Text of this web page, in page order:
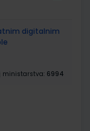
digitalnim
ministarstva: 6994